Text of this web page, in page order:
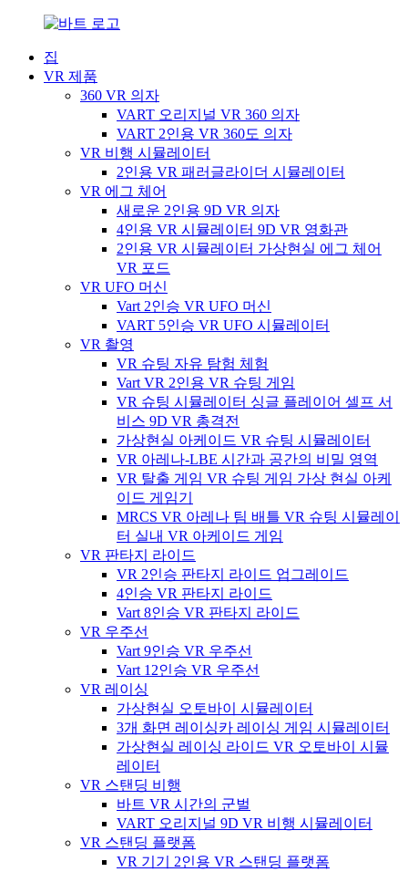
집
VR 제품
360 VR 의자
VART 오리지널 VR 360 의자
VART 2인용 VR 360도 의자
VR 비행 시뮬레이터
2인용 VR 패러글라이더 시뮬레이터
VR 에그 체어
새로운 2인용 9D VR 의자
4인용 VR 시뮬레이터 9D VR 영화관
2인용 VR 시뮬레이터 가상현실 에그 체어
VR 포드
VR UFO 머신
Vart 2인승 VR UFO 머신
VART 5인승 VR UFO 시뮬레이터
VR 촬영
VR 슈팅 자유 탐험 체험
Vart VR 2인용 VR 슈팅 게임
VR 슈팅 시뮬레이터 싱글 플레이어 셀프 서
비스 9D VR 총격전
가상현실 아케이드 VR 슈팅 시뮬레이터
VR 아레나-LBE 시간과 공간의 비밀 영역
VR 탈출 게임 VR 슈팅 게임 가상 현실 아케
이드 게임기
MRCS VR 아레나 팀 배틀 VR 슈팅 시뮬레이
터 실내 VR 아케이드 게임
VR 판타지 라이드
VR 2인승 판타지 라이드 업그레이드
4인승 VR 판타지 라이드
Vart 8인승 VR 판타지 라이드
VR 우주선
Vart 9인승 VR 우주선
Vart 12인승 VR 우주선
VR 레이싱
가상현실 오토바이 시뮬레이터
3개 화면 레이싱카 레이싱 게임 시뮬레이터
가상현실 레이싱 라이드 VR 오토바이 시뮬
레이터
VR 스탠딩 비행
바트 VR 시간의 군벌
VART 오리지널 9D VR 비행 시뮬레이터
VR 스탠딩 플랫폼
VR 기기 2인용 VR 스탠딩 플랫폼